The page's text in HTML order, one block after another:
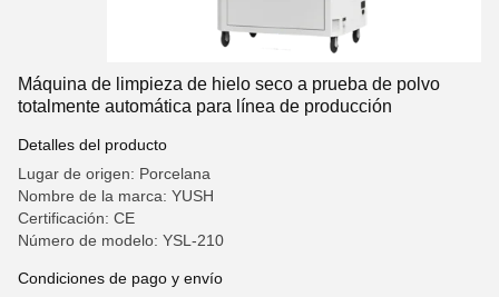
Máquina de limpieza de hielo seco a prueba de polvo
totalmente automática para línea de producción
Detalles del producto
Lugar de origen: Porcelana
Nombre de la marca: YUSH
Certificación: CE
Número de modelo: YSL-210
Condiciones de pago y envío